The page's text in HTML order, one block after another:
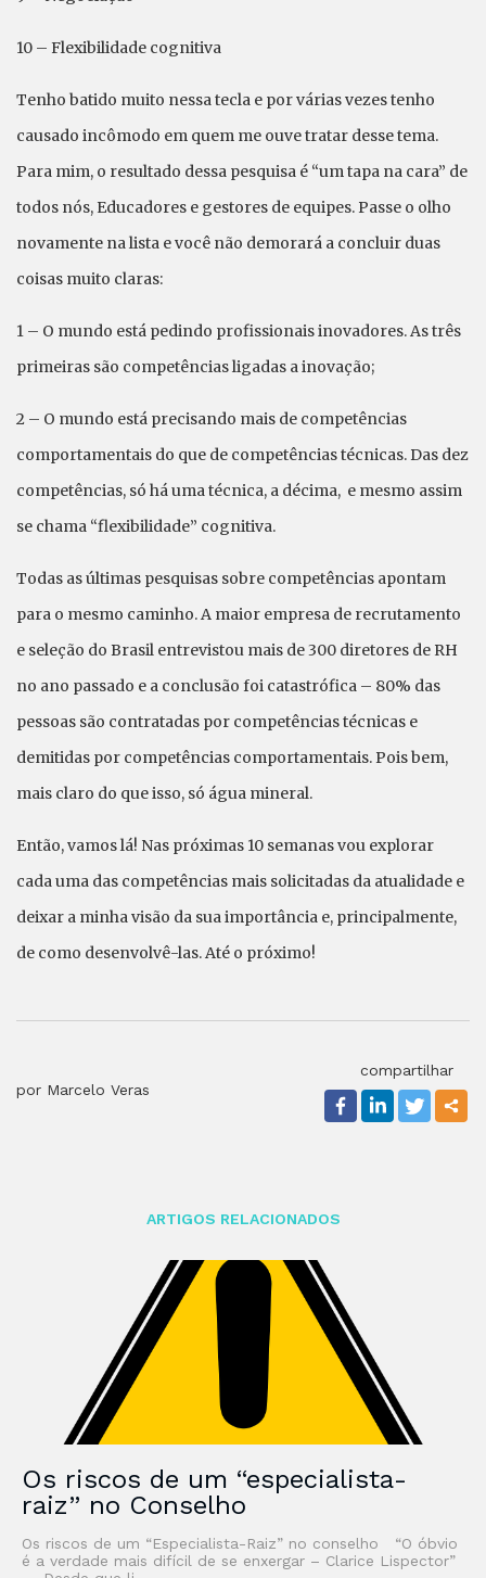
10 – Flexibilidade cognitiva
Tenho batido muito nessa tecla e por várias vezes tenho
causado incômodo em quem me ouve tratar desse tema.
Para mim, o resultado dessa pesquisa é “um tapa na cara” de
todos nós, Educadores e gestores de equipes. Passe o olho
novamente na lista e você não demorará a concluir duas
coisas muito claras:
1 – O mundo está pedindo profissionais inovadores. As três
primeiras são competências ligadas a inovação;
2 – O mundo está precisando mais de competências
comportamentais do que de competências técnicas. Das dez
competências, só há uma técnica, a décima, e mesmo assim
se chama “flexibilidade” cognitiva.
Todas as últimas pesquisas sobre competências apontam
para o mesmo caminho. A maior empresa de recrutamento
e seleção do Brasil entrevistou mais de 300 diretores de RH
no ano passado e a conclusão foi catastrófica – 80% das
pessoas são contratadas por competências técnicas e
demitidas por competências comportamentais. Pois bem,
mais claro do que isso, só água mineral.
Então, vamos lá! Nas próximas 10 semanas vou explorar
cada uma das competências mais solicitadas da atualidade e
deixar a minha visão da sua importância e, principalmente,
de como desenvolvê-las. Até o próximo!
por Marcelo Veras
compartilhar
ARTIGOS RELACIONADOS
Os riscos de um “especialista-
raiz” no Conselho
Os riscos de um “Especialista-Raiz” no conselho “O óbvio
é a verdade mais difícil de se enxergar – Clarice Lispector”